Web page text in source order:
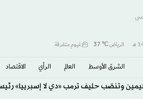
الرياض℃
37 غيوم متفرقة
الشرق الأوسط​ العالم الرأي الاقتصاد
وتنصّب حليف ترمب «دي لا إسبرييا»